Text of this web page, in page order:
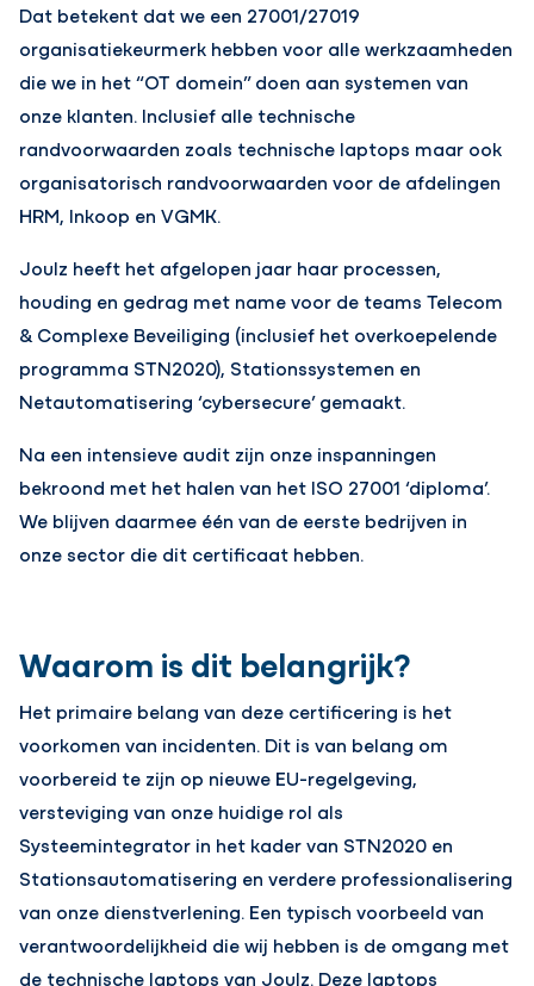
Dat betekent dat we een 27001/27019
organisatiekeurmerk hebben voor alle werkzaamheden
die we in het “OT domein” doen aan systemen van
onze klanten. Inclusief alle technische
randvoorwaarden zoals technische laptops maar ook
organisatorisch randvoorwaarden voor de afdelingen
HRM, Inkoop en VGMK.
Joulz heeft het afgelopen jaar haar processen,
houding en gedrag met name voor de teams Telecom
& Complexe Beveiliging (inclusief het overkoepelende
programma STN2020), Stationssystemen en
Netautomatisering ‘cybersecure’ gemaakt.
Na een intensieve audit zijn onze inspanningen
bekroond met het halen van het ISO 27001 ‘diploma’.
We blijven daarmee één van de eerste bedrijven in
onze sector die dit certificaat hebben.
Waarom is dit belangrijk?
Het primaire belang van deze certificering is het
voorkomen van incidenten. Dit is van belang om
voorbereid te zijn op nieuwe EU-regelgeving,
versteviging van onze huidige rol als
Systeemintegrator in het kader van STN2020 en
Stationsautomatisering en verdere professionalisering
van onze dienstverlening. Een typisch voorbeeld van
verantwoordelijkheid die wij hebben is de omgang met
de technische laptops van Joulz. Deze laptops